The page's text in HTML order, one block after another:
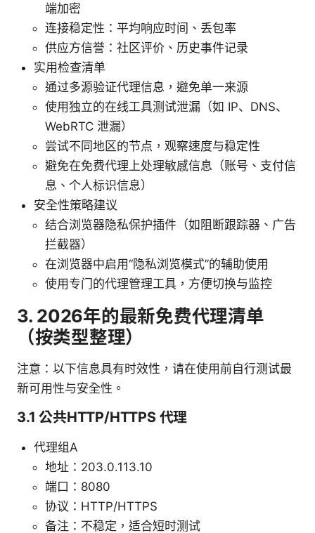
端加密
连接稳定性：平均响应时间、丢包率
供应方信誉：社区评价、历史事件记录
实用检查清单
通过多源验证代理信息，避免单一来源
使用独立的在线工具测试泄漏（如 IP、DNS、
WebRTC 泄漏）
尝试不同地区的节点，观察速度与稳定性
避免在免费代理上处理敏感信息（账号、支付信
息、个人标识信息）
安全性策略建议
结合浏览器隐私保护插件（如阻断跟踪器、广告
拦截器）
在浏览器中启用“隐私浏览模式”的辅助使用
使用专门的代理管理工具，方便切换与监控
3. 2026年的最新免费代理清单
（按类型整理）
注意：以下信息具有时效性，请在使用前自行测试最
新可用性与安全性。
3.1 公共HTTP/HTTPS 代理
代理组A
地址：203.0.113.10
端口：8080
协议：HTTP/HTTPS
备注：不稳定，适合短时测试